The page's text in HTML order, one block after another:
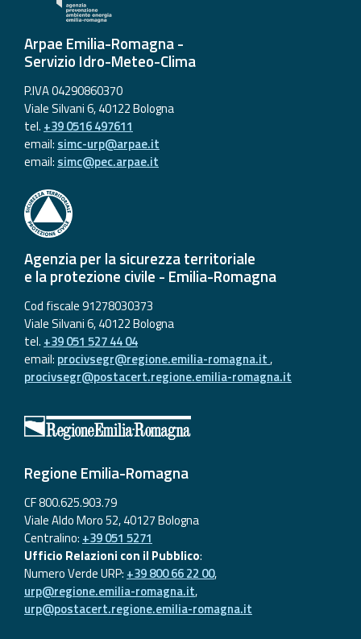
Arpae Emilia-Romagna -
Servizio Idro-Meteo-Clima
P.IVA 04290860370
Viale Silvani 6, 40122 Bologna
tel. +39 0516 497611
email: simc-urp@arpae.it
email: simc@pec.arpae.it
Agenzia per la sicurezza territoriale
e la protezione civile - Emilia-Romagna
Cod fiscale 91278030373
Viale Silvani 6, 40122 Bologna
tel. +39 051 527 44 04
email: procivsegr@regione.emilia-romagna.it,
procivsegr@postacert.regione.emilia-romagna.it
Regione Emilia-Romagna
CF 800.625.903.79
Viale Aldo Moro 52, 40127 Bologna
Centralino: +39 051 5271
Ufficio Relazioni con il Pubblico:
Numero Verde URP: +39 800 66 22 00,
urp@regione.emilia-romagna.it,
urp@postacert.regione.emilia-romagna.it